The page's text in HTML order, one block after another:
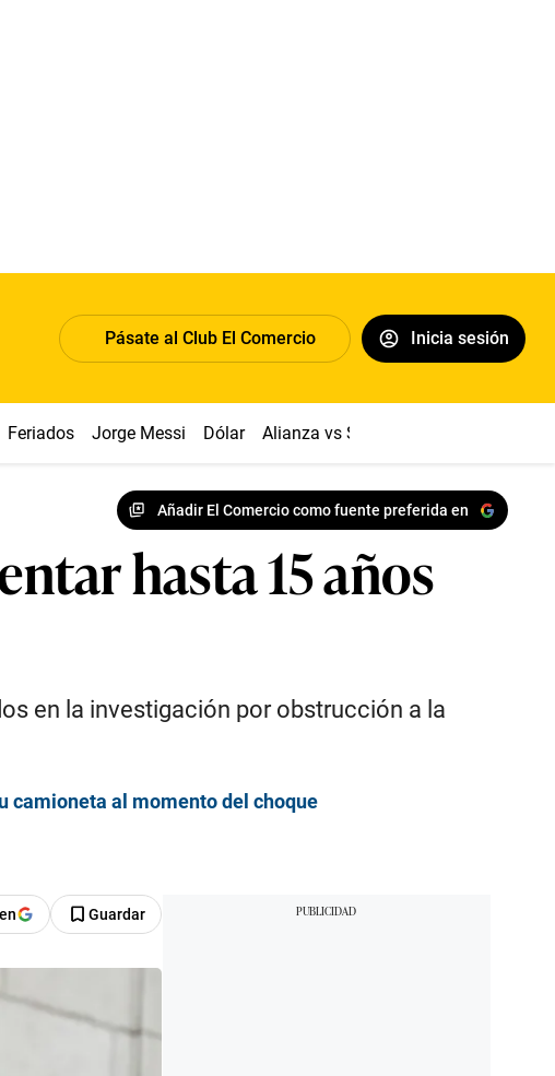
Pásate al Club El Comercio Inicia sesión
Feriados Jorge Messi Dólar Alianza vs Sport Boys
Añadir El Comercio como fuente preferida en
hasta 15 años
en la investigación por obstrucción a la
camioneta al momento del choque
Guardar